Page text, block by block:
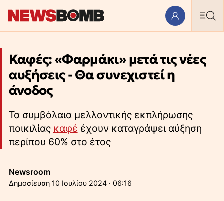
Καφές: «Φαρμάκι» μετά τις νέες
αυξήσεις - Θα συνεχιστεί η
άνοδος
Τα συμβόλαια μελλοντικής εκπλήρωσης
ποικιλίας καφέ έχουν καταγράψει αύξηση
περίπου 60% στο έτος
Newsroom
10 Ιουλίου 2024 · 06:16